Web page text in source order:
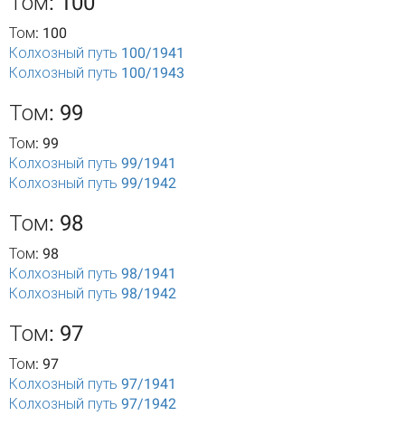
Том: 100
Колхозный путь 100/1941
Колхозный путь 100/1943
Том: 99
Том: 99
Колхозный путь 99/1941
Колхозный путь 99/1942
Том: 98
Том: 98
Колхозный путь 98/1941
Колхозный путь 98/1942
Том: 97
Том: 97
Колхозный путь 97/1941
Колхозный путь 97/1942